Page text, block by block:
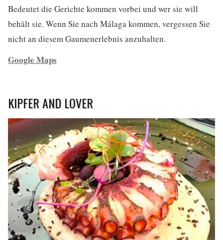
Bedeutet die Gerichte kommen vorbei und wer sie will
behält sie. Wenn Sie nach Málaga kommen, vergessen Sie
nicht an diesem Gaumenerlebnis anzuhalten.
Google Maps
KIPFER AND LOVER